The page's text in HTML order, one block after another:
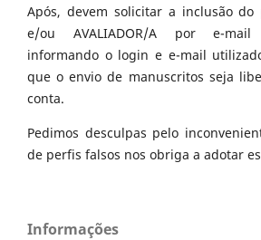
Após, devem solicitar a inclusão do
e/ou AVALIADOR/A por e-mail
informando o login e e-mail
que o envio de manuscritos seja
conta.
Pedimos desculpas pelo
de perfis falsos nos obriga a adotar
Informações